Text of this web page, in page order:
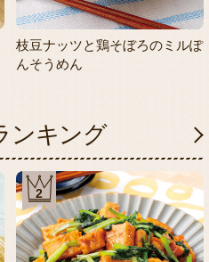
枝豆ナッツと鶏そぼろのミルぽ
んそうめん
ンキング
2